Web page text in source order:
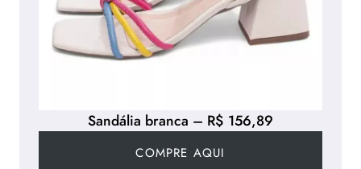
Sandália branca – R$ 156,89
COMPRE AQUI